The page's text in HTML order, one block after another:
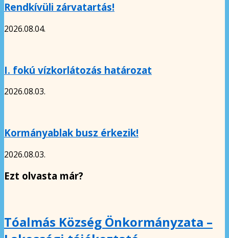
Rendkívüli zárvatartás!
2026.08.04.
I. fokú vízkorlátozás határozat
2026.08.03.
Kormányablak busz érkezik!
2026.08.03.
Ezt olvasta már?
Tóalmás Község Önkormányzata –